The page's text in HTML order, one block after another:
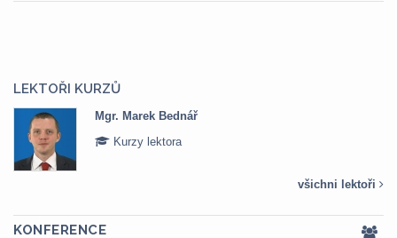
LEKTOŘI KURZŮ
Mgr. Marek Bednář
Kurzy lektora
všichni lektoři
KONFERENCE